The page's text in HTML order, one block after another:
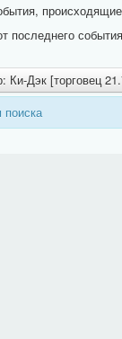
последнего
Ки-Дэк [торговец